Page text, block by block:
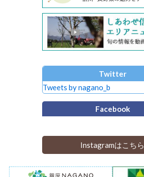
Twitter
Tweets by nagano_b
Facebook
Instagramはこちら